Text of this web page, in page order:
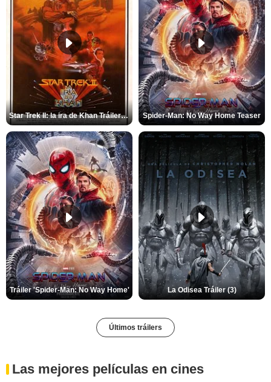
Star Trek II: la ira de Khan Tráiler VO Spider-Man: No Way Home Teaser
Tráiler 'Spider-Man: No Way Home' La Odisea Tráiler (3)
Últimos tráilers
Las mejores películas en cines